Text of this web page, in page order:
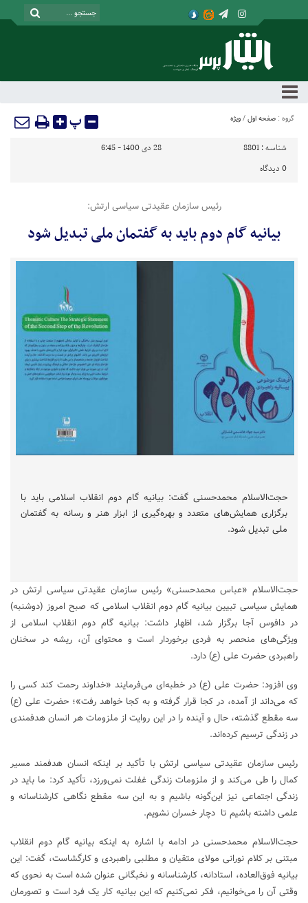
گروه : صفحه اول / ویژه پ
شناسه : 8801
28 دی 1400 - 6:45
0 دیدگاه
رئیس سازمان عقیدتی سیاسی ارتش:
بیانیه گام دوم باید به گفتمان ملی تبدیل شود
حجت‌الاسلام محمدحسنی گفت: بیانیه گام دوم انقلاب اسلامی باید با
برگزاری همایش‌های متعدد و بهره‌گیری از ابزار هنر و رسانه به گفتمان
ملی تبدیل شود.
حجت‌الاسلام «عباس محمدحسنی» رئیس سازمان عقیدتی سیاسی ارتش در
همایش سیاسی تبیین بیانیه گام دوم انقلاب اسلامی که صبح امروز (دوشنبه)
در دافوس آجا برگزار شد، اظهار داشت: بیانیه گام دوم انقلاب اسلامی از
ویژگی‌های منحصر به فردی برخوردار است و محتوای آن، ریشه در سخنان
راهبردی حضرت علی (ع) دارد.
وی افزود: حضرت علی (ع) در خطبه‌ای می‌فرمایند «خداوند رحمت کند کسی را
که می‌داند از آمده، در کجا قرار گرفته و به کجا خواهد رفت»؛ حضرت علی (ع)
سه مقطع گذشته، حال و آینده را در این روایت از ملزومات هر انسان هدفمندی
در زندگی ترسیم کرده‌اند.
رئیس سازمان عقیدتی سیاسی ارتش با تأکید بر اینکه انسان هدفمند مسیر
کمال را طی می‌کند و از ملزومات زندگی غفلت نمی‌ورزد، تأکید کرد: ما باید در
زندگی اجتماعی نیز این‌گونه باشیم و به این سه مقطع نگاهی کارشناسانه و
علمی داشته باشیم تا دچار خسران نشویم.
حجت‌الاسلام محمدحسنی در ادامه با اشاره به اینکه بیانیه گام دوم انقلاب
مبتنی بر کلام نورانی مولای متقیان و مطلبی راهبردی و کارگشاست، گفت: این
بیانیه فوق‌العاده، استادانه، کارشناسانه و نخبگانی عنوان شده است به نحوی که
وقتی آن را می‌خوانیم، فکر نمی‌کنیم که این بیانیه کار یک فرد است و تصورمان